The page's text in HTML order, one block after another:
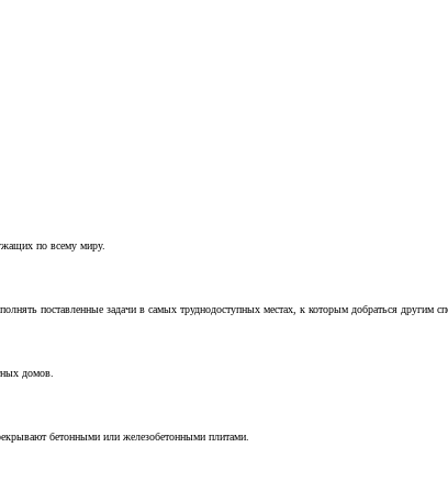
по всему миру.
поставленные задачи в самых труднодоступных местах, к которым добраться другим
домов.
бетонными или железобетонными плитами.